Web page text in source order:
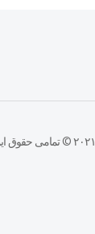
۲۰۲۱ © تمامی حقوق این سایت برای شکلات سنتر محفوظ است